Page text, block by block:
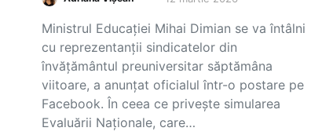
Ministrul Educației Mihai Dimian se va întâlni
cu reprezentanții sindicatelor din
învățământul preuniversitar săptămâna
viitoare, a anunțat oficialul într-o postare pe
Facebook. În ceea ce privește simularea
Evaluării Naționale, care…